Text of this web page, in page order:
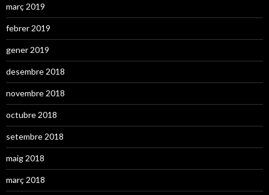
març 2019
febrer 2019
gener 2019
desembre 2018
novembre 2018
octubre 2018
setembre 2018
maig 2018
març 2018